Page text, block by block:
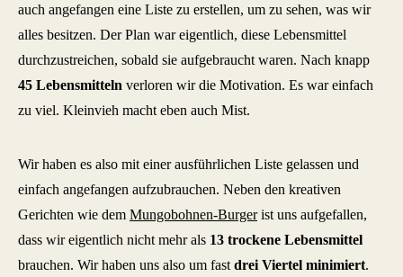
auch angefangen eine Liste zu erstellen, um zu sehen, was wir
alles besitzen. Der Plan war eigentlich, diese Lebensmittel
durchzustreichen, sobald sie aufgebraucht waren. Nach knapp
45 Lebensmitteln verloren wir die Motivation. Es war einfach
zu viel. Kleinvieh macht eben auch Mist.
Wir haben es also mit einer ausführlichen Liste gelassen und
einfach angefangen aufzubrauchen. Neben den kreativen
Gerichten wie dem Mungobohnen-Burgerist uns aufgefallen,
dass wir eigentlich nicht mehr als 13 trockene Lebensmittel
brauchen. Wir haben uns also um fast drei Viertel minimiert.